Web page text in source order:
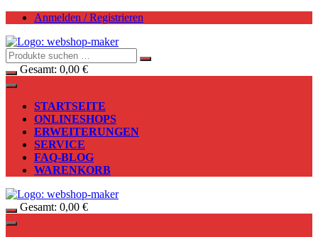
Zum
springen
Anmelden / Registrieren
Gesamt: 0,00 €
STARTSEITE
ONLINESHOPS
ERWEITERUNGEN
SERVICE
FAQ-BLOG
WARENKORB
Gesamt: 0,00 €